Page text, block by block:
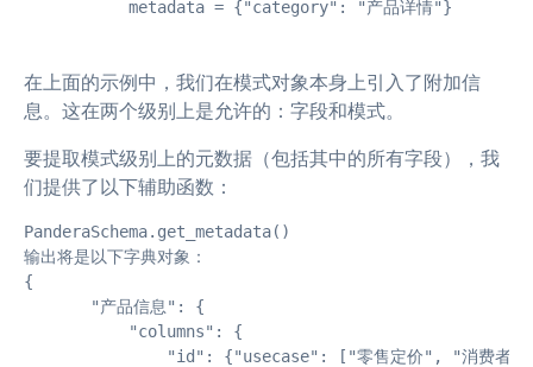
           metadata = {"category": "产品详情"}
在上面的示例中，我们在模式对象本身上引入了附加信
息。这在两个级别上是允许的：字段和模式。
要提取模式级别上的元数据（包括其中的所有字段），我
们提供了以下辅助函数：
PanderaSchema.get_metadata()
输出将是以下字典对象：
{
       "产品信息": {
           "columns": {
"id": {"usecase": ["零售定价", "消费者行